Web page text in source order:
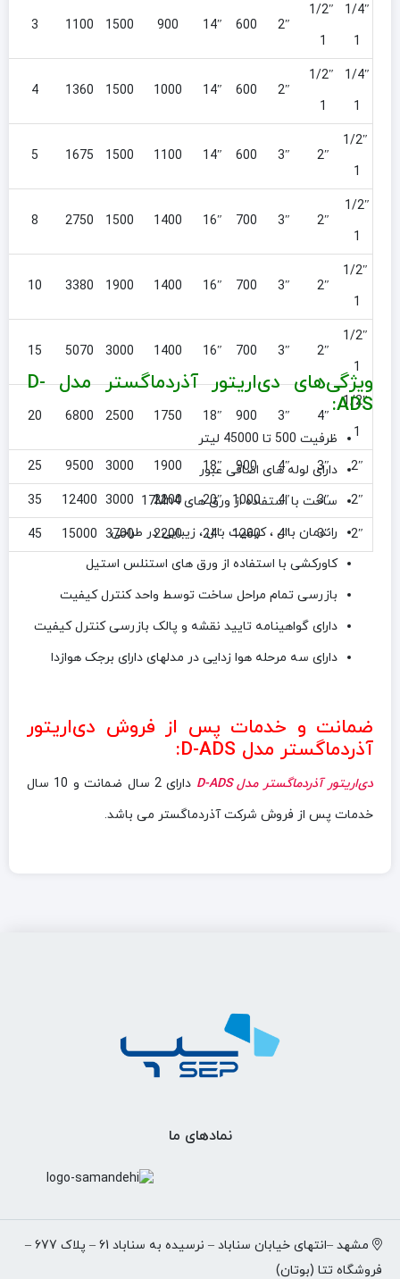
1/4″
1
1/2″
1
2″
600
14″
900
1500
1100
3
1/4″
1
1/2″
1
2″
600
14″
1000
1500
1360
4
1/2″
1
2″
3″
600
14″
1100
1500
1675
5
1/2″
1
2″
3″
700
16″
1400
1500
2750
8
1/2″
1
2″
3″
700
16″
1400
1900
3380
10
1/2″
1
2″
3″
700
16″
1400
3000
5070
15
1/2″
1
4″
3″
900
18″
1750
2500
6800
20
2″
3″
4″
900
18″
1900
3000
9500
25
2″
3″
4″
1000
20″
2200
3000
12400
35
2″
3″
4″
1200
24″
2200
3700
15000
45
ویژگی‌های دی‌اریتور آذردماگستر مدل D-
ADS:
ظرفیت 500 تا 45000 لیتر
دارای لوله های اضافی عبور
ساخت با استفاده از ورق های 17Mn4
راندمان باال ، کیفیت باال ، زیبایی در طراحی
کاورکشی با استفاده از ورق های استنلس استیل
بازرسی تمام مراحل ساخت توسط واحد کنترل کیفیت
دارای گواهینامه تایید نقشه و پالک بازرسی کنترل کیفیت
دارای سه مرحله هوا زدایی در مدلهای دارای برجک هوازدا
ضمانت و خدمات پس از فروش دی‌اریتور
آذردماگستر مدل D-ADS:
دی‌اریتور آذردماگستر مدل D-ADS
دارای 2 سال ضمانت و 10 سال
خدمات پس از فروش شرکت آذردماگستر می باشد.
نمادهای ما
مشهد –انتهای خیابان سناباد – نرسیده به سناباد 61 – پلاک 677 –
فروشگاه تتا (بوتان)